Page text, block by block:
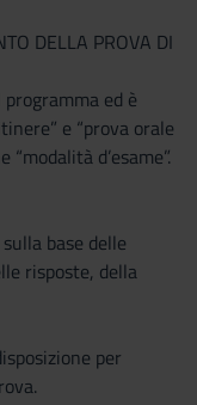
DELLA PROVA DI
ed è
e “prova orale
d’esame”.
base delle
risposte, della
per